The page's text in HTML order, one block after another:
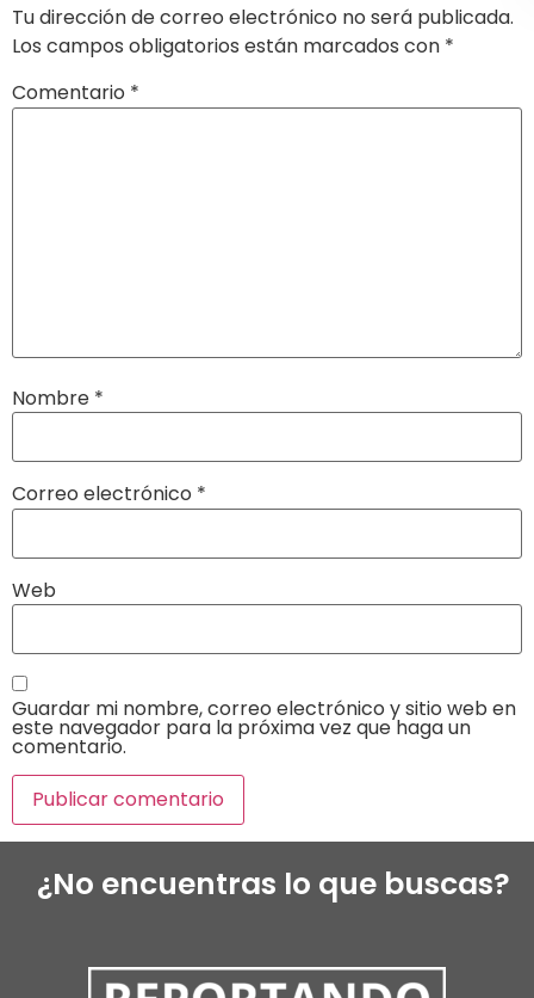
Tu dirección de correo electrónico no será publicada.
Los campos obligatorios están marcados con *
Comentario *
Nombre *
Correo electrónico *
Web
Guardar mi nombre, correo electrónico y sitio web en
este navegador para la próxima vez que haga un
comentario.
¿No encuentras lo que buscas?